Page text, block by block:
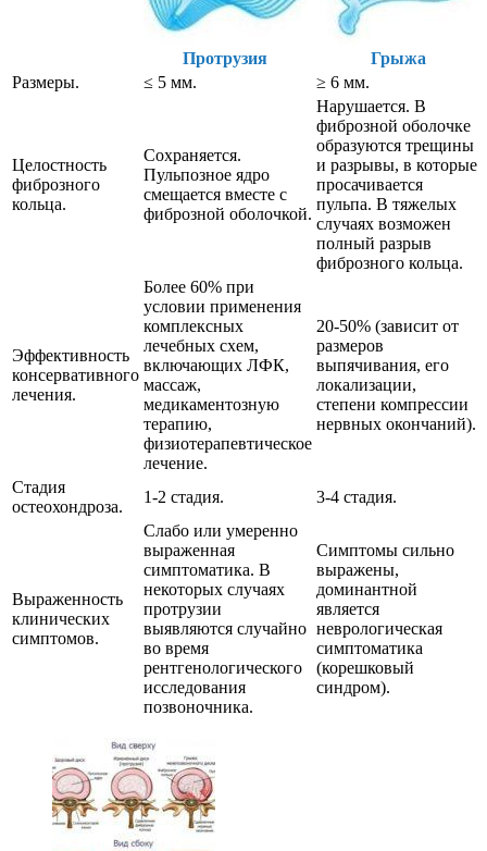
Протрузия
Грыжа
Размеры.
≤ 5 мм. ≥ 6 мм.
Целостность
фиброзного
кольца.
Сохраняется.
Пульпозное ядро
смещается вместе с
фиброзной оболочкой.
Нарушается. В
фиброзной оболочке
образуются трещины
и разрывы, в которые
просачивается
пульпа. В тяжелых
случаях возможен
полный разрыв
фиброзного кольца.
Эффективность
консервативного
лечения.
Более 60% при
условии применения
комплексных
лечебных схем,
включающих ЛФК,
массаж,
медикаментозную
терапию,
физиотерапевтическое
лечение.
20-50% (зависит от
размеров
выпячивания, его
локализации,
степени компрессии
нервных окончаний).
Стадия
остеохондроза.
1-2 стадия. 3-4 стадия.
Выраженность
клинических
симптомов.
Слабо или умеренно
выраженная
симптоматика. В
некоторых случаях
протрузии
выявляются случайно
во время
рентгенологического
исследования
позвоночника.
Симптомы сильно
выражены,
доминантной
является
неврологическая
симптоматика
(корешковый
синдром).